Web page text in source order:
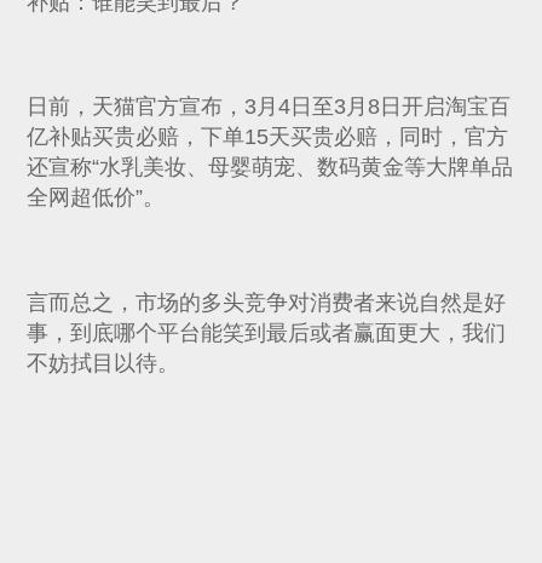
日前，天猫官方宣布，3月4日至3月8日开启淘宝百
亿补贴买贵必赔，下单15天买贵必赔，同时，官方
还宣称“水乳美妆、母婴萌宠、数码黄金等大牌单品
全网超低价”。
言而总之，市场的多头竞争对消费者来说自然是好
事，到底哪个平台能笑到最后或者赢面更大，我们
不妨拭目以待。